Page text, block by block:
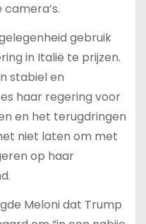
gebruik
in Italië te prijzen.
stabiel en
haar regering voor
en het terugdringen
niet laten om met
op haar
Meloni dat Trump